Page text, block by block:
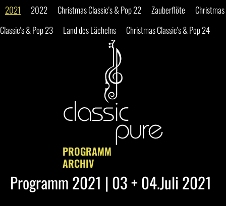
2021 2022 Christmas Classic's & Pop 22 Zauberflöte
Christmas
Classic's & Pop 23
Land des Lächelns Christmas Classic's & Pop 24
Programm 2021 | 03 + 04.Juli 2021